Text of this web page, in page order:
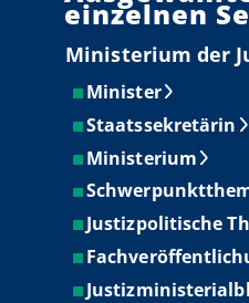
einzelnen
Ministerium der
Minister
Staatssekretärin
Ministerium
Justizpolitische